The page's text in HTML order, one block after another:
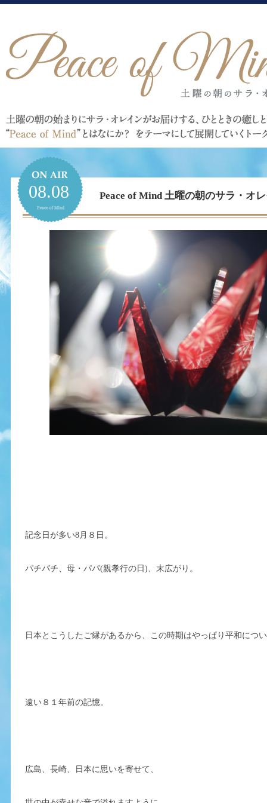
08.08 Peace of Mind 土曜の朝のサラ・オ
記念日が多い8月８日。
パチパチ、母・パパ(親孝行の日)、末広がり。
日本とこうしたご縁があるから、この時期はやっぱり平和につ
遠い８１年前の記憶。
広島、長崎、日本に思いを寄せて、